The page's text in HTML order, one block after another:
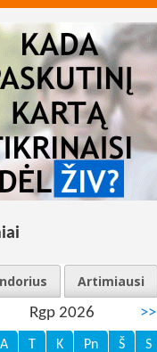
Artimiausi
Rgp 2026 >>
A T K Pn Š S